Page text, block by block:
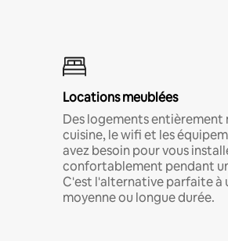
Locations meublées
Des logements entièrement
cuisine, le wifi et les
avez besoin pour vous
confortablement pendant
C'est l'alternative parfaite à
moyenne ou longue durée.